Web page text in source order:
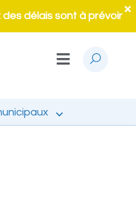
délais sont à prévoir